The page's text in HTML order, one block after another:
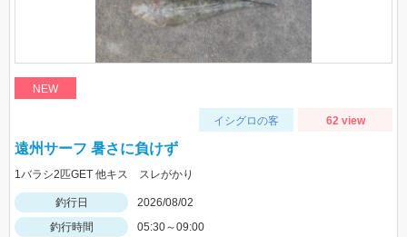
NEW
イシグロの客 62 view
遠州サーフ 暑さに負けず
1バラシ2匹GET 他キス スレがかり
釣行日
2026/08/02
釣行時間
05:30～09:00